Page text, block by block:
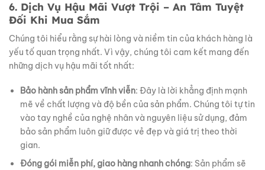
6. Dịch Vụ Hậu Mãi Vượt Trội – An Tâm Tuyệt
Đối Khi Mua Sắm
Chúng tôi hiểu rằng sự hài lòng và niềm tin của khách hàng là
yếu tố quan trọng nhất. Vì vậy, chúng tôi cam kết mang đến
những dịch vụ hậu mãi tốt nhất:
Bảo hành sản phẩm vĩnh viễn: Đây là lời khẳng định mạnh
mẽ về chất lượng và độ bền của sản phẩm. Chúng tôi tự tin
vào tay nghề của nghệ nhân và nguyên liệu sử dụng, đảm
bảo sản phẩm luôn giữ được vẻ đẹp và giá trị theo thời
gian.
Đóng gói miễn phí, giao hàng nhanh chóng: Sản phẩm sẽ